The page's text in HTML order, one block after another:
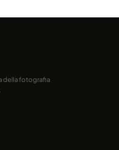
della fotografia